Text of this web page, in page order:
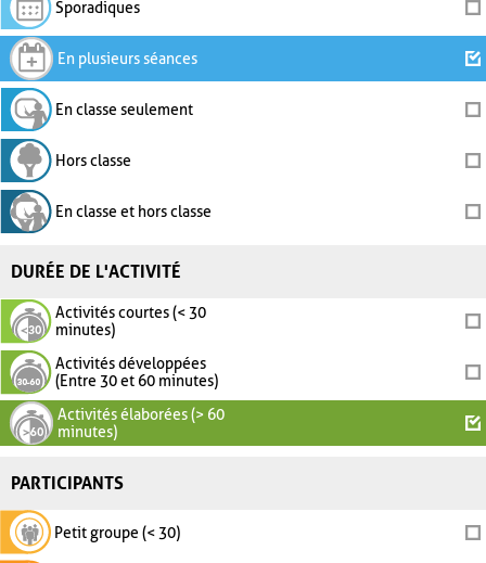
Sporadiques
En plusieurs séances
En classe seulement
Hors classe
En classe et hors classe
DURÉE DE L'ACTIVITÉ
Activités courtes (< 30
minutes)
Activités développées
(Entre 30 et 60 minutes)
Activités élaborées (> 60
minutes)
PARTICIPANTS
Petit groupe (< 30)